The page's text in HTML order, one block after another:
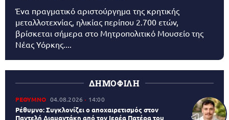
Ένα πραγματικό αριστούργημα της κρητικής
μεταλλοτεχνίας, ηλικίας περίπου 2.700 ετών,
βρίσκεται σήμερα στο Μητροπολιτικό Μουσείο της
Νέας Υόρκης....
ΔΗΜΟΦΙΛΗ
ΡΕΘΥΜΝΟ 04.08.2026 14:00
Ρέθυμνο: Συγκλονίζει ο αποχαιρετισμός στον
Παντελή Διαμαντάκη από τον Ιερέα Πατέρα του